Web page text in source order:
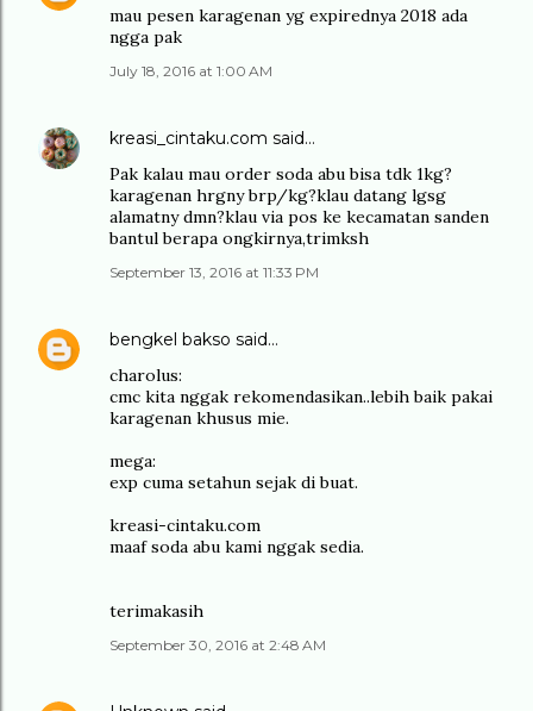
mau pesen karagenan yg expirednya 2018 ada
ngga pak
July 18, 2016 at 1:00 AM
kreasi_cintaku.com said…
Pak kalau mau order soda abu bisa tdk 1kg?
karagenan hrgny brp/kg?klau datang lgsg
alamatny dmn?klau via pos ke kecamatan sanden
bantul berapa ongkirnya,trimksh
September 13, 2016 at 11:33 PM
bengkel bakso said…
charolus:
cmc kita nggak rekomendasikan..lebih baik pakai
karagenan khusus mie.
mega:
exp cuma setahun sejak di buat.
kreasi-cintaku.com
maaf soda abu kami nggak sedia.
terimakasih
September 30, 2016 at 2:48 AM